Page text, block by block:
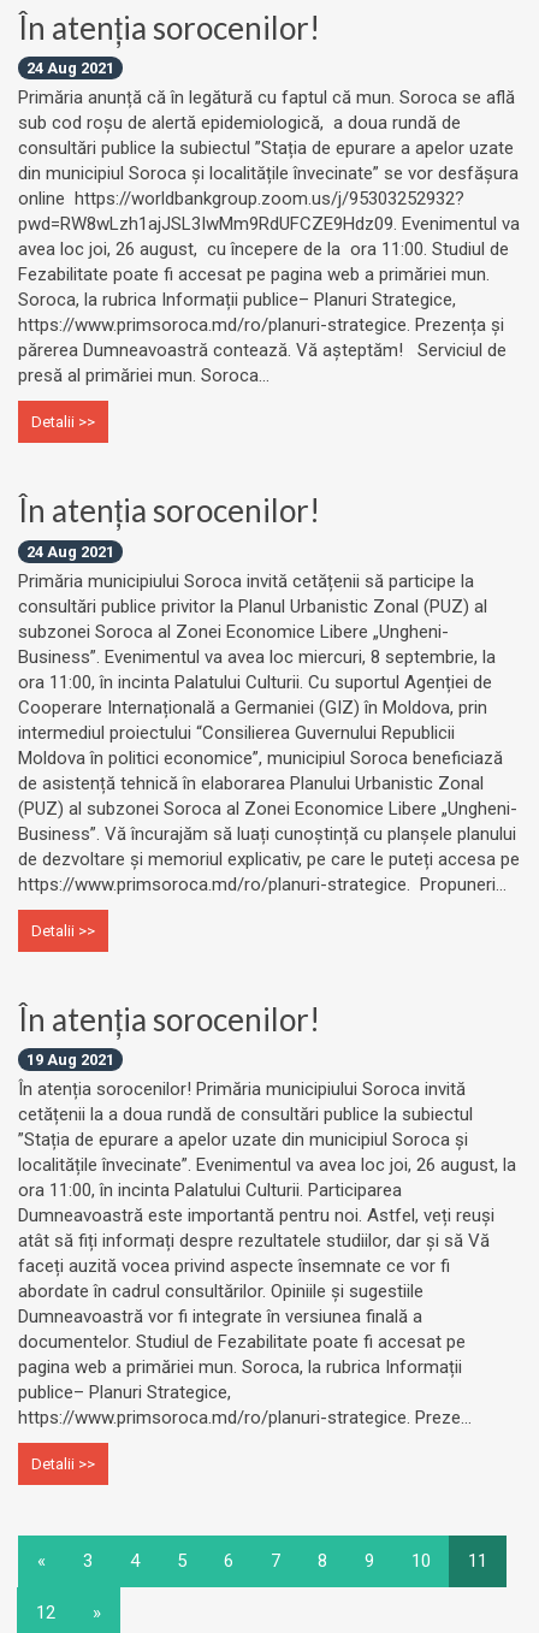
În atenția sorocenilor!
24 Aug 2021
Primăria anunță că în legătură cu faptul că mun. Soroca se află
sub cod roșu de alertă epidemiologică, a doua rundă de
consultări publice la subiectul ”Stația de epurare a apelor uzate
din municipiul Soroca și localitățile învecinate” se vor desfășura
online https://worldbankgroup.zoom.us/j/95303252932?
pwd=RW8wLzh1ajJSL3IwMm9RdUFCZE9Hdz09. Evenimentul va
avea loc joi, 26 august, cu începere de la ora 11:00. Studiul de
Fezabilitate poate fi accesat pe pagina web a primăriei mun.
Soroca, la rubrica Informații publice– Planuri Strategice,
https://www.primsoroca.md/ro/planuri-strategice. Prezența și
părerea Dumneavoastră contează. Vă așteptăm! Serviciul de
presă al primăriei mun. Soroca...
Detalii >>
În atenția sorocenilor!
24 Aug 2021
Primăria municipiului Soroca invită cetățenii să participe la
consultări publice privitor la Planul Urbanistic Zonal (PUZ) al
subzonei Soroca al Zonei Economice Libere „Ungheni-
Business”. Evenimentul va avea loc miercuri, 8 septembrie, la
ora 11:00, în incinta Palatului Culturii. Cu suportul Agenției de
Cooperare Internațională a Germaniei (GIZ) în Moldova, prin
intermediul proiectului “Consilierea Guvernului Republicii
Moldova în politici economice”, municipiul Soroca beneficiază
de asistență tehnică în elaborarea Planului Urbanistic Zonal
(PUZ) al subzonei Soroca al Zonei Economice Libere „Ungheni-
Business”. Vă încurajăm să luați cunoștință cu planșele planului
de dezvoltare și memoriul explicativ, pe care le puteți accesa pe
https://www.primsoroca.md/ro/planuri-strategice. Propuneri...
Detalii >>
În atenția sorocenilor!
19 Aug 2021
În atenția sorocenilor! Primăria municipiului Soroca invită
cetățenii la a doua rundă de consultări publice la subiectul
”Stația de epurare a apelor uzate din municipiul Soroca și
localitățile învecinate”. Evenimentul va avea loc joi, 26 august, la
ora 11:00, în incinta Palatului Culturii. Participarea
Dumneavoastră este importantă pentru noi. Astfel, veți reuși
atât să fiți informați despre rezultatele studiilor, dar și să Vă
faceți auzită vocea privind aspecte însemnate ce vor fi
abordate în cadrul consultărilor. Opiniile și sugestiile
Dumneavoastră vor fi integrate în versiunea finală a
documentelor. Studiul de Fezabilitate poate fi accesat pe
pagina web a primăriei mun. Soroca, la rubrica Informații
publice– Planuri Strategice,
https://www.primsoroca.md/ro/planuri-strategice. Preze...
Detalii >>
« 3 4 5 6 7 8 9 10 11
12 »